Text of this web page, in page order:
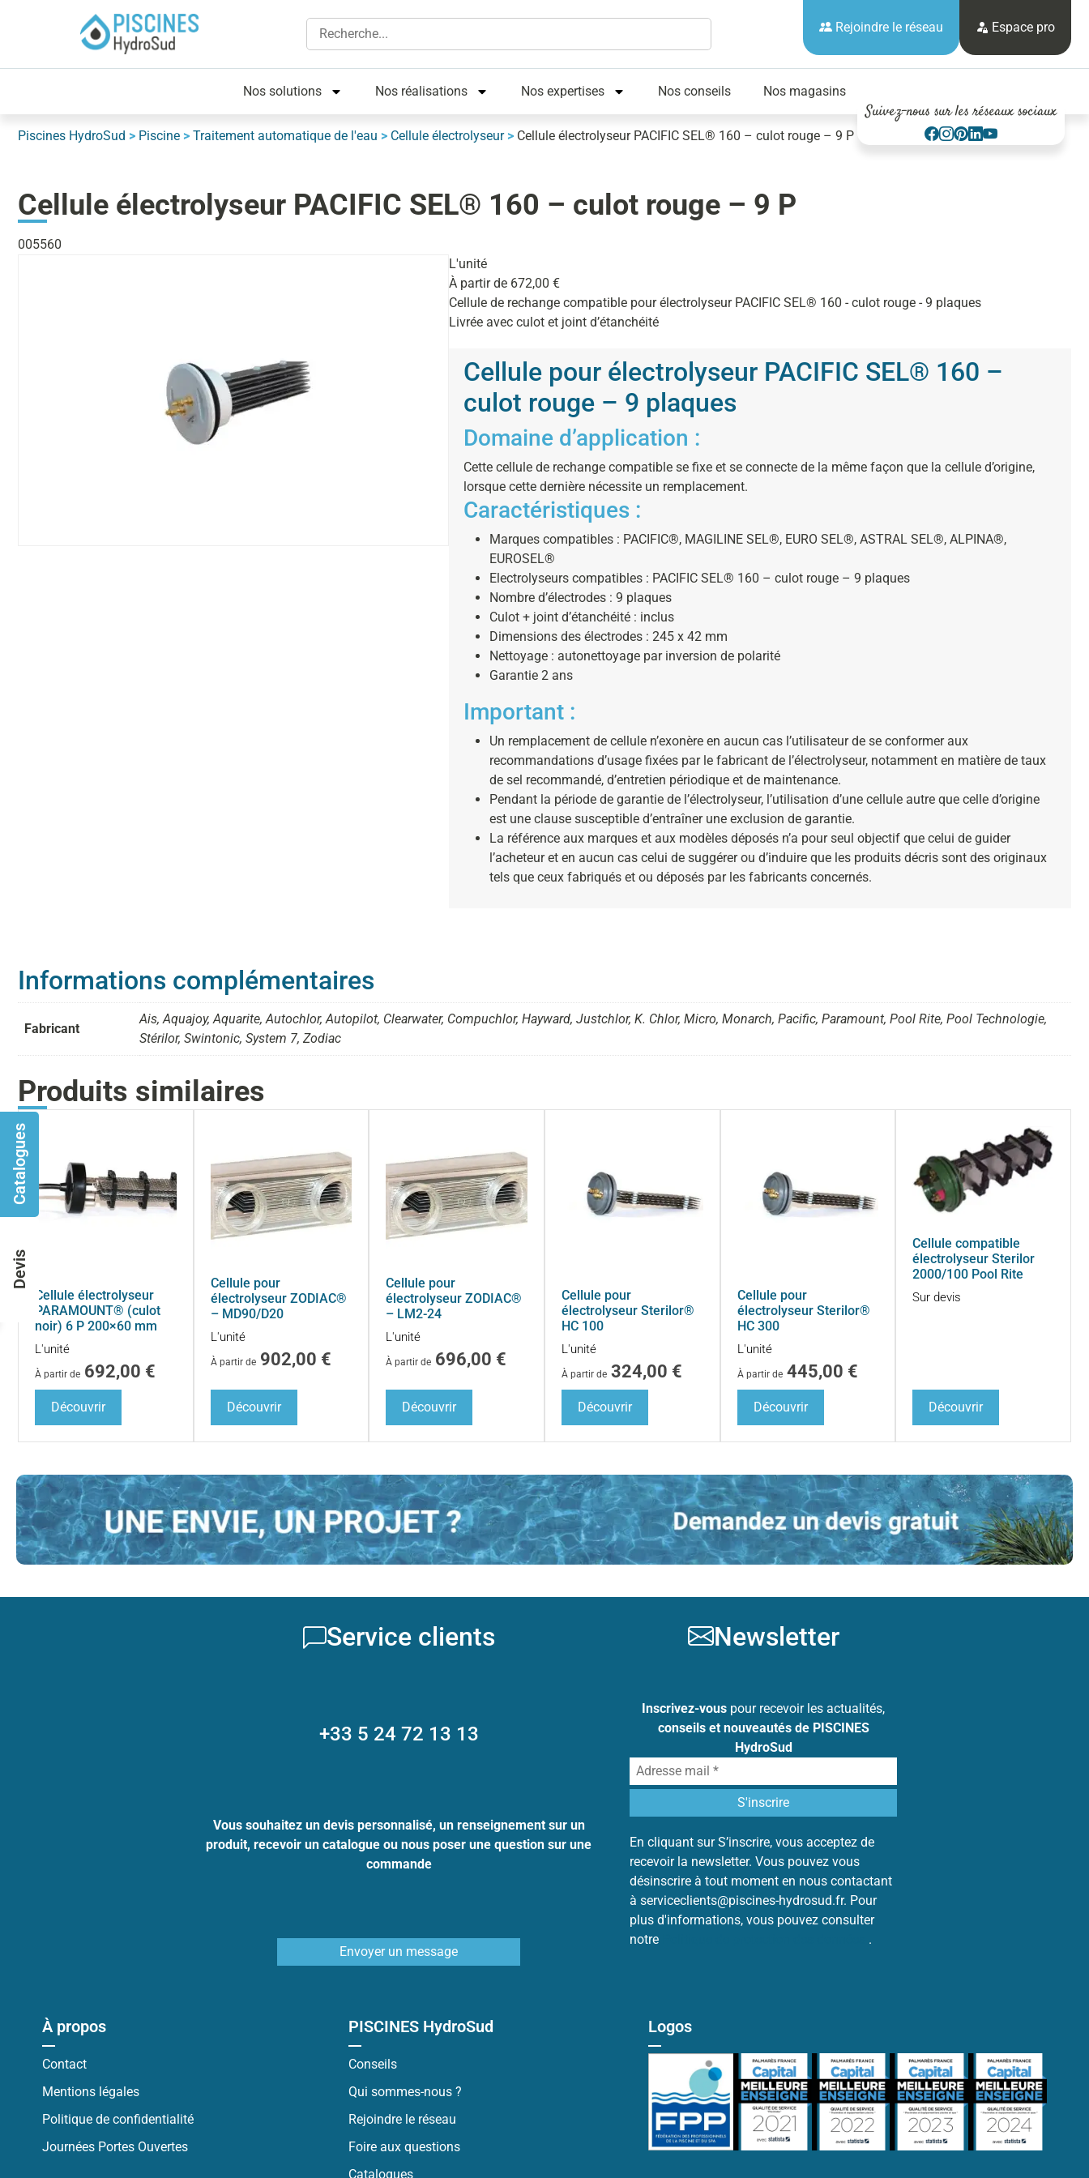
Catalogues
Devis
Rejoindre le réseau Espace pro
Nos solutions Nos réalisations Nos expertises Nos conseils Nos magasins
Suivez-nous sur les réseaux sociaux
Piscines HydroSud > Piscine > Traitement automatique de l'eau > Cellule électrolyseur> Cellule électrolyseur PACIFIC SEL® 160 – culot rouge – 9 P
Cellule électrolyseur PACIFIC SEL® 160 – culot rouge – 9 P
005560
L'unité
À partir de 672,00 €
Cellule de rechange compatible pour électrolyseur PACIFIC SEL® 160 - culot rouge - 9 plaques
Livrée avec culot et joint d’étanchéité
Cellule pour électrolyseur PACIFIC SEL® 160 –
culot rouge – 9 plaques
Domaine d’application :
Cette cellule de rechange compatible se fixe et se connecte de la même façon que la cellule d’origine,
lorsque cette dernière nécessite un remplacement.
Caractéristiques :
Marques compatibles : PACIFIC®, MAGILINE SEL®, EURO SEL®, ASTRAL SEL®, ALPINA®,
EUROSEL®
Electrolyseurs compatibles : PACIFIC SEL® 160 – culot rouge – 9 plaques
Nombre d’électrodes : 9 plaques
Culot + joint d’étanchéité : inclus
Dimensions des électrodes : 245 x 42 mm
Nettoyage : autonettoyage par inversion de polarité
Garantie 2 ans
Important :
Un remplacement de cellule n’exonère en aucun cas l’utilisateur de se conformer aux
recommandations d’usage fixées par le fabricant de l’électrolyseur, notamment en matière de taux
de sel recommandé, d’entretien périodique et de maintenance.
Pendant la période de garantie de l’électrolyseur, l’utilisation d’une cellule autre que celle d’origine
est une clause susceptible d’entraîner une exclusion de garantie.
La référence aux marques et aux modèles déposés n’a pour seul objectif que celui de guider
l’acheteur et en aucun cas celui de suggérer ou d’induire que les produits décris sont des originaux
tels que ceux fabriqués et ou déposés par les fabricants concernés.
Informations complémentaires
Fabricant
Ais, Aquajoy, Aquarite, Autochlor, Autopilot, Clearwater, Compuchlor, Hayward, Justchlor, K. Chlor, Micro, Monarch, Pacific, Paramount, Pool Rite, Pool Technologie,
Stérilor, Swintonic, System 7, Zodiac
Produits similaires
Cellule électrolyseur
PARAMOUNT® (culot
noir) 6 P 200×60 mm
L'unité
À partir de 692,00 €
Découvrir
Cellule pour
électrolyseur ZODIAC®
– MD90/D20
L'unité
À partir de 902,00 €
Découvrir
Cellule pour
électrolyseur ZODIAC®
– LM2-24
L'unité
À partir de 696,00 €
Découvrir
Cellule pour
électrolyseur Sterilor®
HC 100
L'unité
À partir de 324,00 €
Découvrir
Cellule pour
électrolyseur Sterilor®
HC 300
L'unité
À partir de 445,00 €
Découvrir
Cellule compatible
électrolyseur Sterilor
2000/100 Pool Rite
Sur devis
Découvrir
Service clients
+33 5 24 72 13 13
Vous souhaitez un devis personnalisé, un renseignement sur un
produit, recevoir un catalogue ou nous poser une question sur une
commande
Envoyer un message
Newsletter
Inscrivez-vous pour recevoir les actualités,
conseils et nouveautés de PISCINES
HydroSud
En cliquant sur S’inscrire, vous acceptez de
recevoir la newsletter. Vous pouvez vous
désinscrire à tout moment en nous contactant
à serviceclients@piscines-hydrosud.fr. Pour
plus d'informations, vous pouvez consulter
notre
.
À propos
Contact
Mentions légales
Politique de confidentialité
Journées Portes Ouvertes
PISCINES HydroSud
Conseils
Qui sommes-nous ?
Rejoindre le réseau
Foire aux questions
Catalogues
Logos